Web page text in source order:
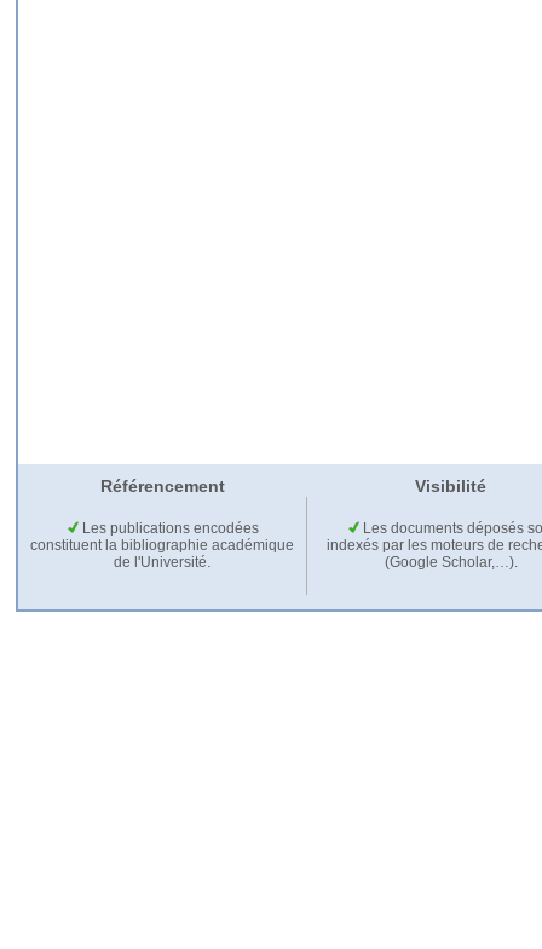
Référencement Visibilité
Les publications encodées
constituent la bibliographie académique
de l'Université.
Les documents déposés
indexés par les moteurs de
(Google Scholar,…).